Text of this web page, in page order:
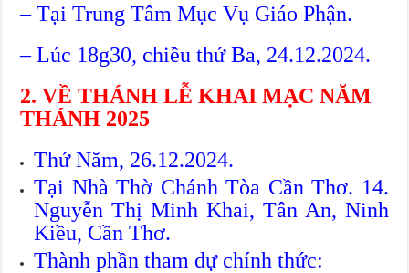
– Tại Trung Tâm Mục Vụ Giáo Phận.
– Lúc 18g30, chiều thứ Ba, 24.12.2024.
2. VỀ THÁNH LỄ KHAI MẠC NĂM
THÁNH 2025
Thứ Năm, 26.12.2024.
Tại Nhà Thờ Chánh Tòa Cần Thơ. 14.
Nguyễn Thị Minh Khai, Tân An, Ninh
Kiều, Cần Thơ.
Thành phần tham dự chính thức: